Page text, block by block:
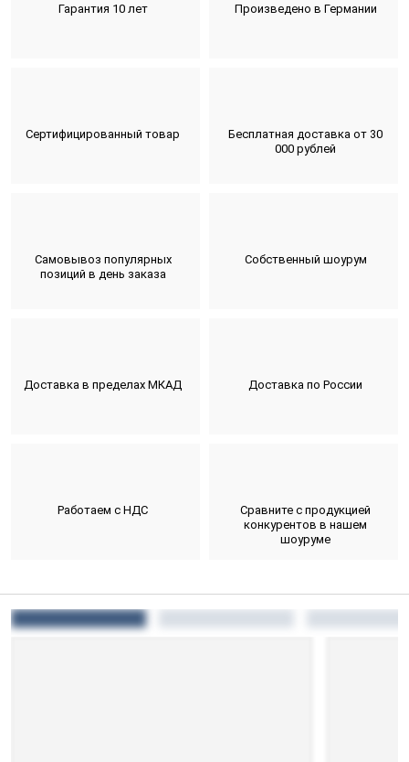
Гарантия 10 лет Произведено в Германии
Сертифицированный товар
Бесплатная доставка от 30
000 рублей
Самовывоз популярных
позиций в день заказа
Собственный шоурум
Доставка в пределах МКАД Доставка по России
Работаем с НДС
Сравните с продукцией
конкурентов в нашем
шоуруме